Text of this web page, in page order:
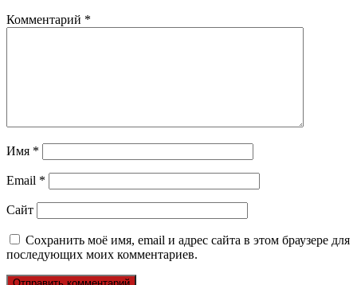
Комментарий *
Имя *
Email *
Сайт
Сохранить моё имя, email и адрес сайта в этом браузере для
последующих моих комментариев.